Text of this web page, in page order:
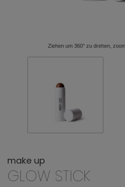
Ziehen um 360° zu drehen,
make up
GLOW STICK